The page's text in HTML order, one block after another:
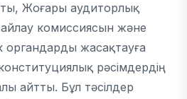
Жоғары аудиторлық
комиссиясын және
органдарды жасақтауға
рәсімдердің
айтты. Бұл тәсілдер